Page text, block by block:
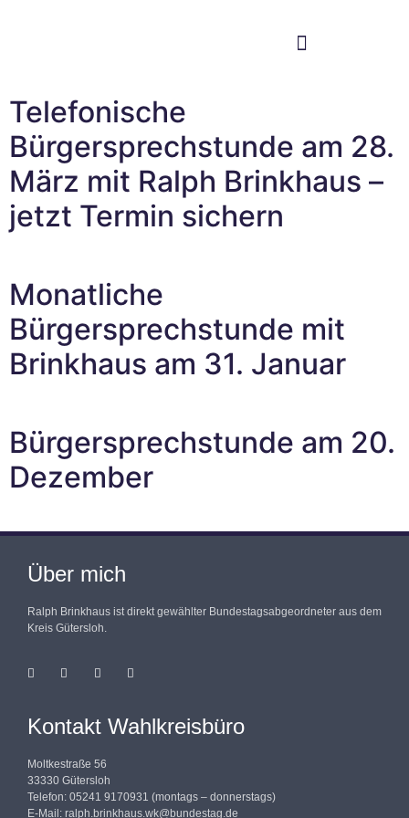
Telefonische
Bürgersprechstunde am 28.
März mit Ralph Brinkhaus –
jetzt Termin sichern
Monatliche
Bürgersprechstunde mit
Brinkhaus am 31. Januar
Bürgersprechstunde am 20.
Dezember
Über mich
Ralph Brinkhaus ist direkt gewählter Bundestagsabgeordneter aus dem
Kreis Gütersloh.
Kontakt Wahlkreisbüro
Moltkestraße 56
33330 Gütersloh
Telefon: 05241 9170931 (montags – donnerstags)
E-Mail: ralph.brinkhaus.wk@bundestag.de